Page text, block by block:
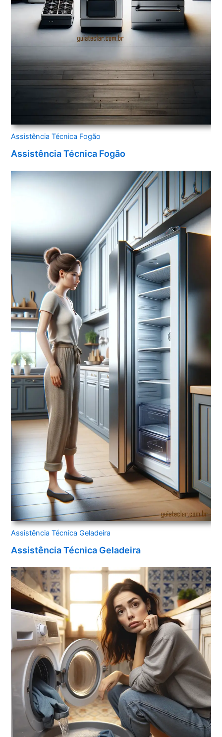
Assistência Técnica Fogão
Assistência Técnica Fogão
Assistência Técnica Geladeira
Assistência Técnica Geladeira